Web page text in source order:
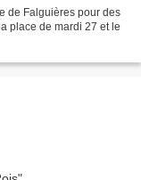
de Falguières pour des
place de mardi 27 et le